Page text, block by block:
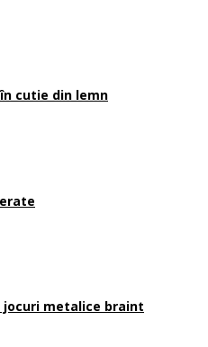
în cutie din lemn
jocuri metalice braint